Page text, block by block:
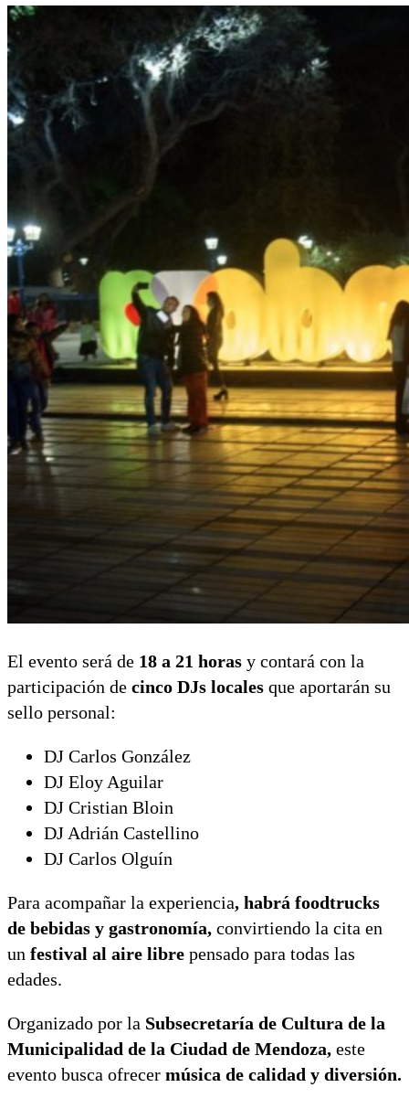
El evento será de 18 a 21 horas y contará con la
participación de cinco DJs locales que aportarán su
sello personal:
DJ Carlos González
DJ Eloy Aguilar
DJ Cristian Bloin
DJ Adrián Castellino
DJ Carlos Olguín
Para acompañar la experiencia, habrá foodtrucks
de bebidas y gastronomía, convirtiendo la cita en
un festival al aire libre pensado para todas las
edades.
Organizado por la Subsecretaría de Cultura de la
Municipalidad de la Ciudad de Mendoza, este
evento busca ofrecer música de calidad y diversión.